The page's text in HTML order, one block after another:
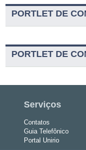
PORTLET DE
PORTLET DE
Serviços
Contatos
Guia Telefônico
Portal Unirio